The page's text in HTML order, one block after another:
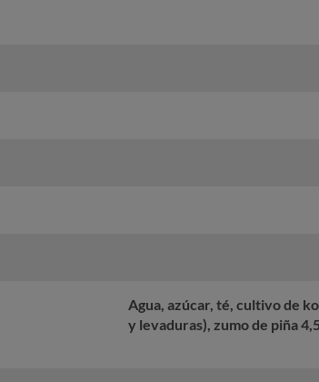
Agua, azúcar, té, cultivo de
y levaduras), zumo de piña